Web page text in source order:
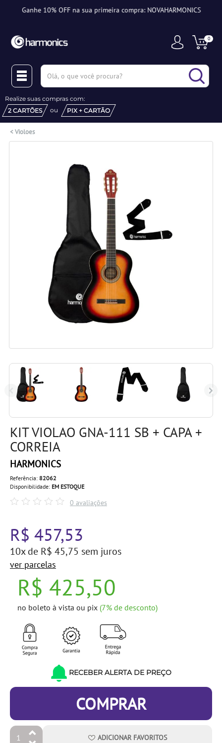
Ganhe 10% OFF na sua primeira compra: NOVAHARMONICS
0
Realize suas compras com:
2 CARTÕES
ou PIX + CARTÃO
<Violoes
KIT VIOLAO GNA-111 SB + CAPA +
CORREIA
HARMONICS
Referência: 82062
Disponibilidade: EM ESTOQUE
0 avaliações
R$ 457,53
10x de R$ 45,75 sem juros
ver parcelas
R$ 425,50
no boleto à vista ou pix (7% de desconto)
RECEBER ALERTA DE PREÇO
COMPRAR
ADICIONAR FAVORITOS